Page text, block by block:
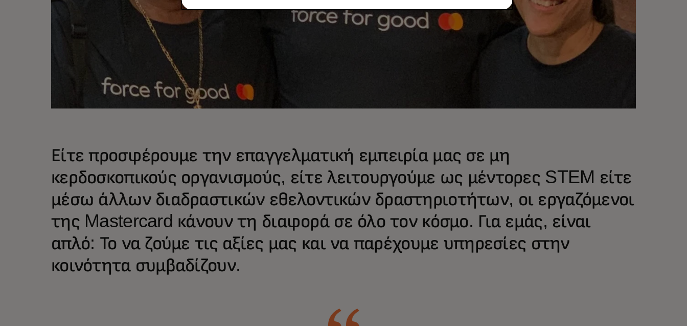
Είτε προσφέρουμε την επαγγελματική εμπειρία μας σε μη
κερδοσκοπικούς οργανισμούς, είτε λειτουργούμε ως μέντορες STEM είτε
μέσω άλλων διαδραστικών εθελοντικών δραστηριοτήτων, οι εργαζόμενοι
της Mastercard κάνουν τη διαφορά σε όλο τον κόσμο. Για εμάς, είναι
απλό: Το να ζούμε τις αξίες μας και να παρέχουμε υπηρεσίες στην
κοινότητα συμβαδίζουν.